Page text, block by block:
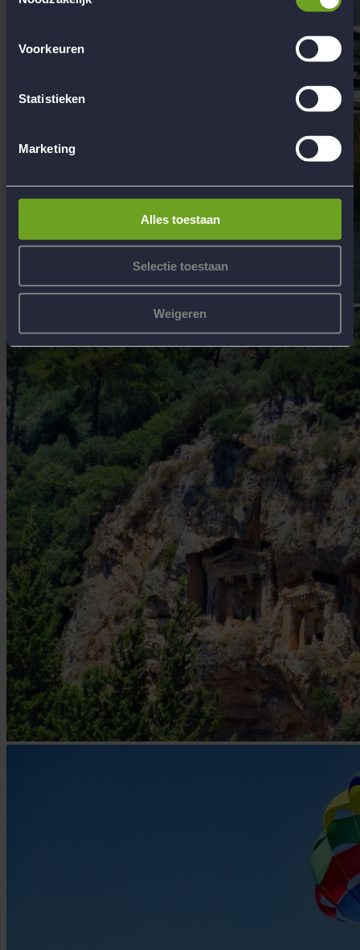
Voorkeuren
Statistieken
Marketing
Alles toestaan
Selectie toestaan
Weigeren